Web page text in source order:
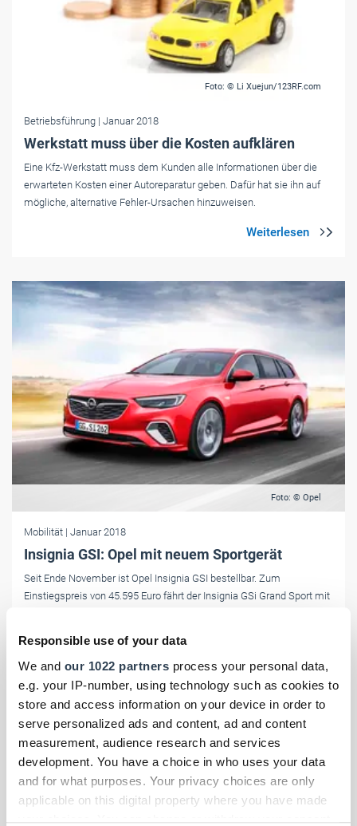
Responsible use of your data
We and our 1022 partners process your personal data,
e.g. your IP-number, using technology such as cookies to
store and access information on your device in order to
serve personalized ads and content, ad and content
measurement, audience research and services
development. You have a choice in who uses your data
and for what purposes. Your privacy choices are only
applicable on this digital property where you have made
Foto: © Li Xuejun/123RF.com
Betriebsführung | Januar 2018
Werkstatt muss über die Kosten aufklären
Eine Kfz-Werkstatt muss dem Kunden alle Informationen über die
erwarteten Kosten einer Autoreparatur geben. Dafür hat sie ihn auf
mögliche, alternative Fehler-Ursachen hinzuweisen.
Foto: © Opel
Mobilität | Januar 2018
Insignia GSI: Opel mit neuem Sportgerät
Seit Ende November ist Opel Insignia GSI bestellbar. Zum
Einstiegspreis von 45.595 Euro fährt der Insignia GSi Grand Sport mit